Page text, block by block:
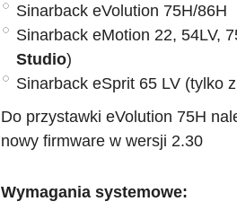
Sinarback eVolution 75H/86H
Sinarback eMotion 22, 54LV,
Studio)
Sinarback eSprit 65 LV (tylko
Do przystawki eVolution 75H
nowy firmware w wersji 2.30
Wymagania systemowe: